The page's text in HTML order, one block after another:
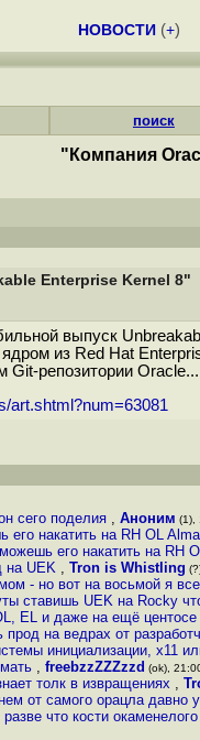
НОВОСТИ (+)
поиск
"Компания
Enterprise Kernel 8"
выпуск
из Red Hat
Git-репозитории Oracle...
art.shtml?num=63081
сего поделия , Аноним (1),
накатить на RH OL
его накатить на RH
на UEK , Tron is Whistling
- но вот на восьмой я
ставишь UEK на Rocky
EL и даже на ещё центосе
на ведрах от
инициализации, x11
, freebzzZZZzzd (ok),
толк в извращениях ,
от самого орацла давно
что кости